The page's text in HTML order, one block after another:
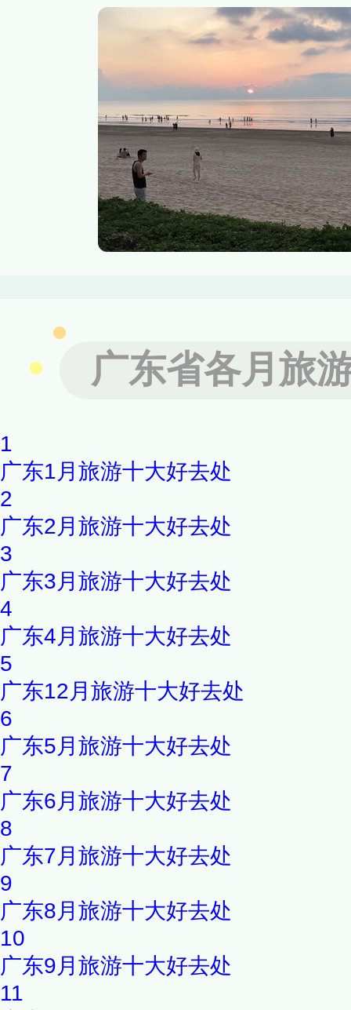
沙滩。川岛旅游度假区的主区
和下川岛王府洲旅游区，还
湾、川东大湾、观音山、登高
广东省各月旅
1
广东1月旅游十大好去处
2
广东2月旅游十大好去处
3
广东3月旅游十大好去处
4
广东4月旅游十大好去处
5
广东12月旅游十大好去处
6
广东5月旅游十大好去处
7
广东6月旅游十大好去处
8
广东7月旅游十大好去处
9
广东8月旅游十大好去处
10
广东9月旅游十大好去处
11